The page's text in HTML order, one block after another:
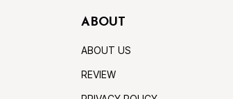
ABOUT
ABOUT US
REVIEW